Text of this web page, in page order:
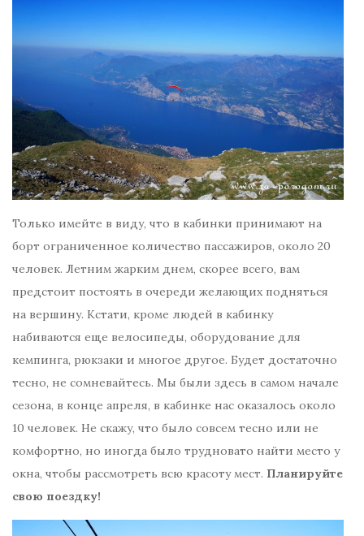
Только имейте в виду, что в кабинки принимают на
борт ограниченное количество пассажиров, около 20
человек. Летним жарким днем, скорее всего, вам
предстоит постоять в очереди желающих подняться
на вершину. Кстати, кроме людей в кабинку
набиваются еще велосипеды, оборудование для
кемпинга, рюкзаки и многое другое. Будет достаточно
тесно, не сомневайтесь. Мы были здесь в самом начале
сезона, в конце апреля, в кабинке нас оказалось около
10 человек. Не скажу, что было совсем тесно или не
комфортно, но иногда было трудновато найти место у
окна, чтобы рассмотреть всю красоту мест. Планируйте
свою поездку!